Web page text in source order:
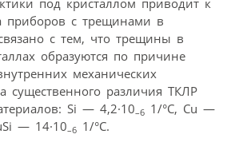
приборов с трещинами в
с тем, что трещины в
образуются по причине
механических
существенного различия ТКЛР
Si — 4,2·10–6 1/°С, Cu —
— 14·10–6 1/°С.